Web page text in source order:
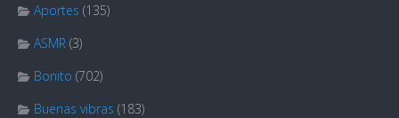
Aportes (135)
ASMR (3)
Bonito (702)
Buenas vibras (183)